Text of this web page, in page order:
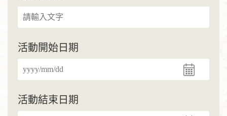
活動開始日期
活動結束日期